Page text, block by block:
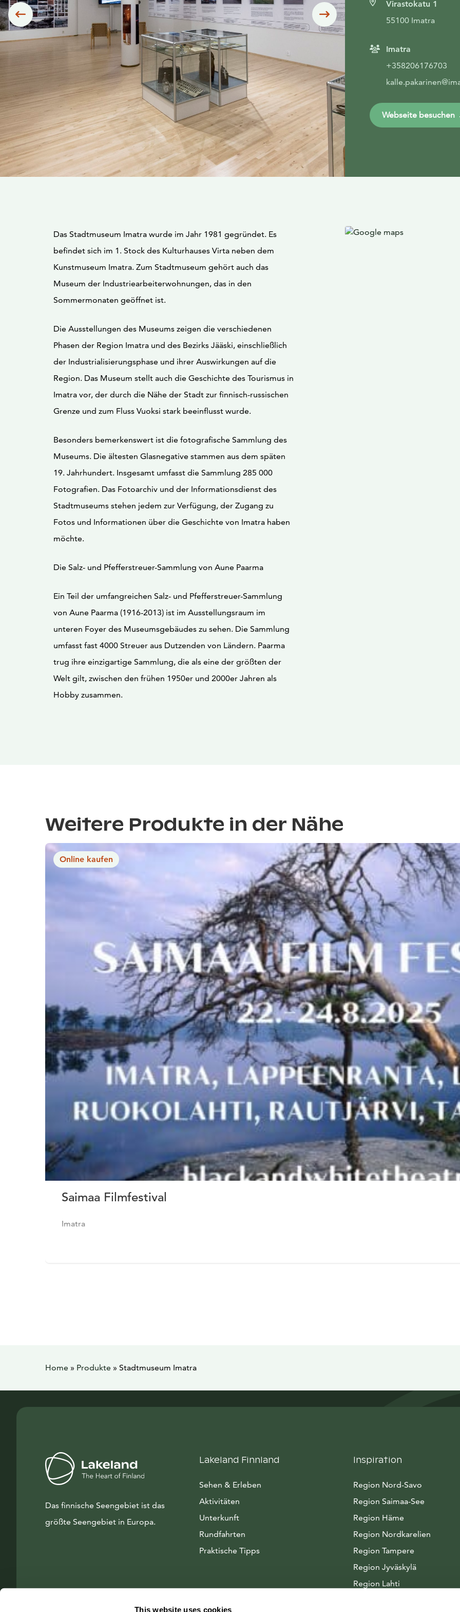
This website uses cookies
Siirry edelliseen Siirry seuraavaan
Virastokatu 1
55100 Imatra
Imatra
+358206176703
Webseite besuchen
Das Stadtmuseum Imatra wurde im Jahr 1981 gegründet. Es
befindet sich im 1. Stock des Kulturhauses Virta neben dem
Kunstmuseum Imatra. Zum Stadtmuseum gehört auch das
Museum der Industriearbeiterwohnungen, das in den
Sommermonaten geöffnet ist.
Die Ausstellungen des Museums zeigen die verschiedenen
Phasen der Region Imatra und des Bezirks Jääski, einschließlich
der Industrialisierungsphase und ihrer Auswirkungen auf die
Region. Das Museum stellt auch die Geschichte des Tourismus in
Imatra vor, der durch die Nähe der Stadt zur finnisch-russischen
Grenze und zum Fluss Vuoksi stark beeinflusst wurde.
Besonders bemerkenswert ist die fotografische Sammlung des
Museums. Die ältesten Glasnegative stammen aus dem späten
19. Jahrhundert. Insgesamt umfasst die Sammlung 285 000
Fotografien. Das Fotoarchiv und der Informationsdienst des
Stadtmuseums stehen jedem zur Verfügung, der Zugang zu
Fotos und Informationen über die Geschichte von Imatra haben
möchte.
Die Salz- und Pfefferstreuer-Sammlung von Aune Paarma
Ein Teil der umfangreichen Salz- und Pfefferstreuer-Sammlung
von Aune Paarma (1916-2013) ist im Ausstellungsraum im
unteren Foyer des Museumsgebäudes zu sehen. Die Sammlung
umfasst fast 4000 Streuer aus Dutzenden von Ländern. Paarma
trug ihre einzigartige Sammlung, die als eine der größten der
Welt gilt, zwischen den frühen 1950er und 2000er Jahren als
Hobby zusammen.
Weitere Produkte in der Nähe
Online kaufen
Saimaa Filmfestival
Imatra
Home » Produkte » Stadtmuseum Imatra
Das finnische Seengebiet ist das
größte Seengebiet in Europa.
Lakeland Finnland
Sehen & Erleben
Aktivitäten
Unterkunft
Rundfahrten
Praktische Tipps
Inspiration
Region Nord-Savo
Region Saimaa-See
Region Häme
Region Nordkarelien
Region Tampere
Region Jyväskylä
Region Lahti